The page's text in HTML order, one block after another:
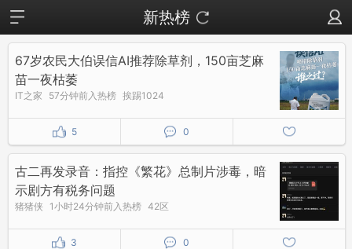
新热榜
67岁农民大伯误信AI推荐除草剂，150亩芝麻
苗一夜枯萎
IT之家 57分钟前入热榜 挨踢1024
5 0
古二再发录音：指控《繁花》总制片涉毒，暗
示剧方有税务问题
猪猪侠 1小时24分钟前入热榜 42区
3 0